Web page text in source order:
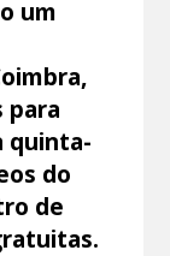
um
para
quinta-
do
de